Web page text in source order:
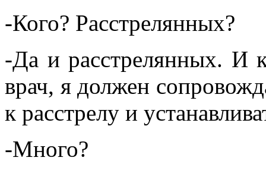
-Кого? Pacстрелянных?
-Да и расстрелянных. И
врач, я должен
к расстрелу и
-Много?